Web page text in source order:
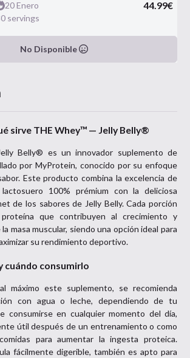
20 Enero
30 servings
44.99€
No Disponible
sirve THE Whey™ — Jelly Belly®
Belly® es un innovador suplemento de
por MyProtein, conocido por su enfoque
Este producto combina la excelencia de
100% prémium con la deliciosa
de los sabores de Jelly Belly. Cada porción
que contribuyen al crecimiento y
masa muscular, siendo una opción ideal para
su rendimiento deportivo.
cuándo consumirlo
máximo este suplemento, se recomienda
con agua o leche, dependiendo de tu
consumirse en cualquier momento del día,
útil después de un entrenamiento o como
para aumentar la ingesta proteica.
fácilmente digerible, también es apto para